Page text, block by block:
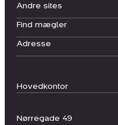
Hovedkontor
Nørregade 49
Andre sites
Find mægler
Adresse